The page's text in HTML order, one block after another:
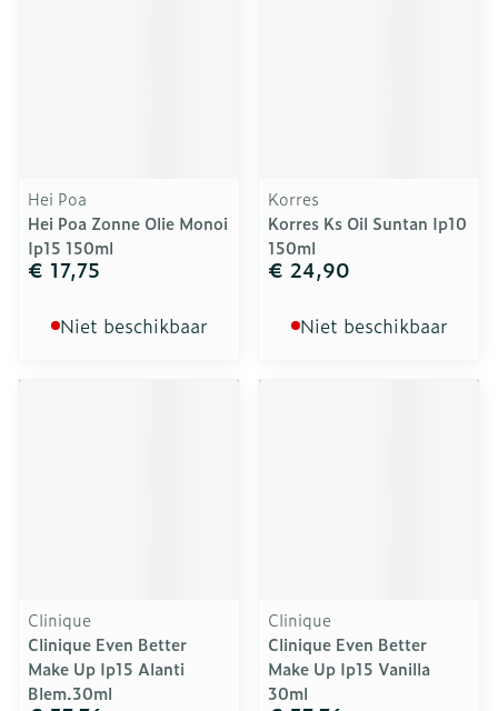
Hei Poa
Hei Poa Zonne Olie Monoi
Ip15 150ml
€ 17,75
Niet beschikbaar
Korres
Korres Ks Oil Suntan Ip10
150ml
€ 24,90
Niet beschikbaar
Clinique
Clinique Even Better
Make Up Ip15 Alanti
Blem.30ml
Clinique
Clinique Even Better
Make Up Ip15 Vanilla
30ml